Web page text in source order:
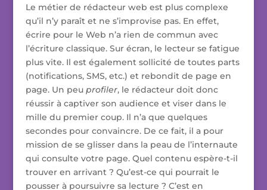
Le métier de rédacteur web est plus complexe
qu’il n’y paraît et ne s’improvise pas. En effet,
écrire pour le Web n’a rien de commun avec
l’écriture classique. Sur écran, le lecteur se fatigue
plus vite. Il est également sollicité de toutes parts
(notifications, SMS, etc.) et rebondit de page en
page. Un peu profiler, le rédacteur doit donc
réussir à captiver son audience et viser dans le
mille du premier coup. Il n’a que quelques
secondes pour convaincre. De ce fait, il a pour
mission de se glisser dans la peau de l’internaute
qui consulte votre page. Quel contenu espère-t-il
trouver en arrivant ? Qu’est-ce qui pourrait le
pousser à poursuivre sa lecture ? C’est en